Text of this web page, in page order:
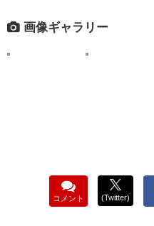
画像ギャラリー
コメント (Twitter)